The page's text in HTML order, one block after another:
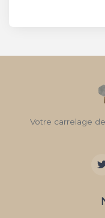
Votre carrelage